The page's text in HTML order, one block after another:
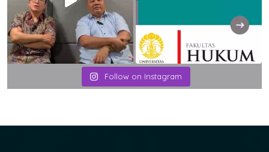
Follow on Instagram